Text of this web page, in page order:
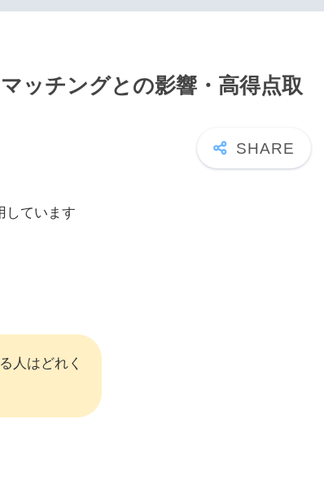
ッチングとの影響・高得点取
しています
人はどれく